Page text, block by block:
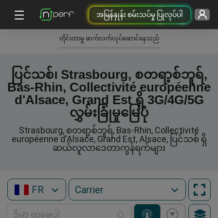
အမြန်နှုန်း စမ်းသပ်မှု ပြုလုပ်ပါ
တိုင်းတာမှု ဆက်လက်လုပ်ဆောင်နေသည်
ပြင်သစ်၊ Strasbourg, စတရာ့စ်ဘူရ်,
Bas-Rhin, Collectivité européenne
d'Alsace, Grand Est ရှိ 3G/4G/5G
လွှမ်းခြုံမှုမြေပုံ
Strasbourg, စတရာ့စ်ဘူရ်, Bas-Rhin, Collectivité
européenne d'Alsace, Grand Est, Alsace, ပြင်သစ် ရှိ
ဆယ်လူလာဒေတာကွန်ရက်များ
FR